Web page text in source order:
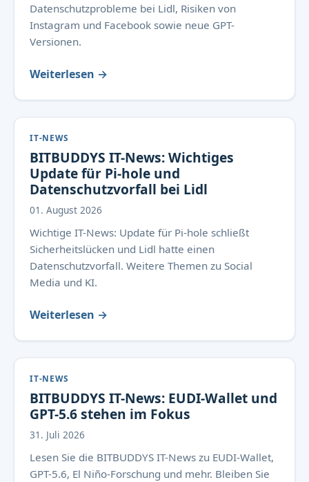
Datenschutzprobleme bei Lidl, Risiken von
Instagram und Facebook sowie neue GPT-
Versionen.
Weiterlesen →
IT-NEWS
BITBUDDYS IT-News: Wichtiges
Update für Pi-hole und
Datenschutzvorfall bei Lidl
01. August 2026
Wichtige IT-News: Update für Pi-hole schließt
Sicherheitslücken und Lidl hatte einen
Datenschutzvorfall. Weitere Themen zu Social
Media und KI.
Weiterlesen →
IT-NEWS
BITBUDDYS IT-News: EUDI-Wallet und
GPT-5.6 stehen im Fokus
31. Juli 2026
Lesen Sie die BITBUDDYS IT-News zu EUDI-Wallet,
GPT-5.6, El Niño-Forschung und mehr. Bleiben Sie